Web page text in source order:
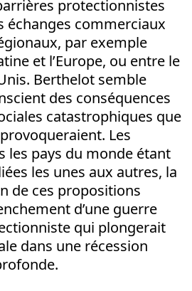
protectionnistes
échanges commerciaux
par exemple
et l’Europe, ou entre le
Berthelot semble
des conséquences
catastrophiques que
Les
les pays du monde étant
les unes aux autres, la
de ces propositions
d’une guerre
qui plongerait
dans une récession